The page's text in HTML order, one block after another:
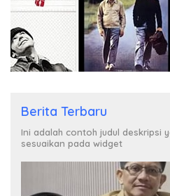
Berita Terbaru
Ini adalah contoh judul deskripsi
sesuaikan pada widget